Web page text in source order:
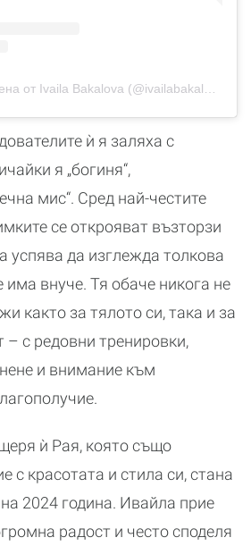
ѝ я заляха с
я „богиня“,
мис“. Сред най-честите
се открояват възторзи
успява да изглежда толкова
има внуче. Тя обаче никога не
както за тялото си, така и за
– с редовни тренировки,
и внимание към
ѝ Рая, която също
с красотата и стила си, стана
2024 година. Ивайла прие
радост и често споделя